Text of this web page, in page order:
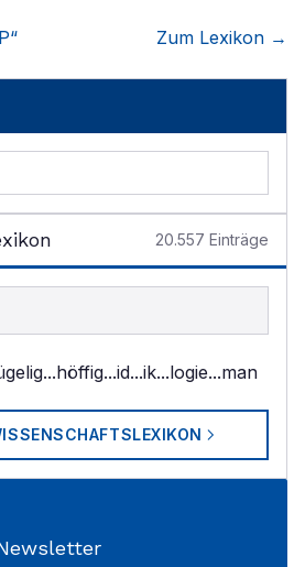
P“ Zum Lexikon →
20.557 Einträge
...höffig...id...ik...logie...man